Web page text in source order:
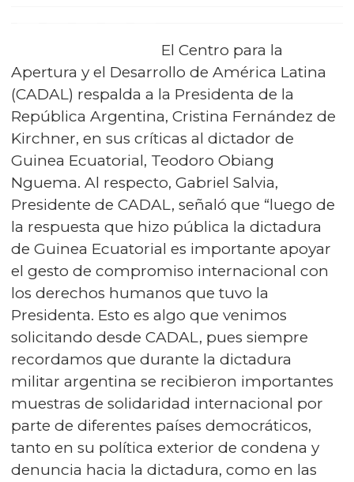
El Centro para la
Apertura y el Desarrollo de América Latina
(CADAL) respalda a la Presidenta de la
República Argentina, Cristina Fernández de
Kirchner, en sus críticas al dictador de
Guinea Ecuatorial, Teodoro Obiang
Nguema. Al respecto, Gabriel Salvia,
Presidente de CADAL, señaló que “luego de
la respuesta que hizo pública la dictadura
de Guinea Ecuatorial es importante apoyar
el gesto de compromiso internacional con
los derechos humanos que tuvo la
Presidenta. Esto es algo que venimos
solicitando desde CADAL, pues siempre
recordamos que durante la dictadura
militar argentina se recibieron importantes
muestras de solidaridad internacional por
parte de diferentes países democráticos,
tanto en su política exterior de condena y
denuncia hacia la dictadura, como en las